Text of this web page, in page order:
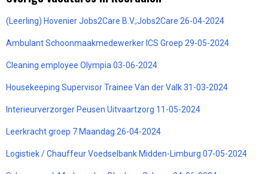
(Leerling) Hovenier Jobs2Care B.V.;Jobs2Care 26-04-2024
Ambulant Schoonmaakmedewerker ICS Groep 29-05-2024
Cleaning employee Olympia 03-06-2024
Housekeeping Supervisor Trainee Van der Valk 31-03-2024
Interieurverzorger Peusen Uitvaartzorg 11-05-2024
Leerkracht groep 7 Maandag 26-04-2024
Logistiek / Chauffeur Voedselbank Midden-Limburg 07-05-2024